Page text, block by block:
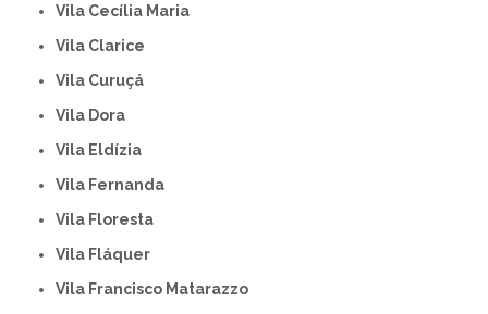
Vila Cecília Maria
Vila Clarice
Vila Curuçá
Vila Dora
Vila Eldízia
Vila Fernanda
Vila Floresta
Vila Fláquer
Vila Francisco Matarazzo